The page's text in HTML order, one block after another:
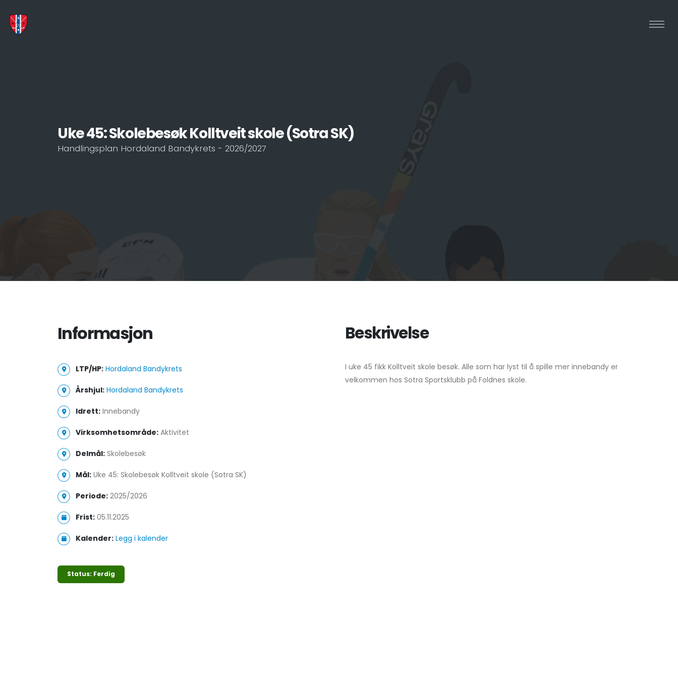
Uke 45: Skolebesøk Kolltveit skole (Sotra SK)
Handlingsplan Hordaland Bandykrets - 2026/2027
Informasjon
LTP/HP: Hordaland Bandykrets
Årshjul: Hordaland Bandykrets
Idrett: Innebandy
Virksomhetsområde: Aktivitet
Delmål: Skolebesøk
Mål: Uke 45: Skolebesøk Kolltveit skole (Sotra SK)
Periode: 2025/2026
Frist: 05.11.2025
Kalender: Legg i kalender
Status: Ferdig
Beskrivelse
I uke 45 fikk Kolltveit skole besøk. Alle som har lyst til å spille mer innebandy er
velkommen hos Sotra Sportsklubb på Foldnes skole.